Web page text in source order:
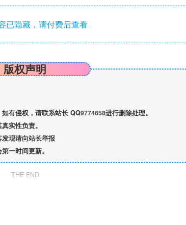
已隐藏，请付费后查看
版权声明
有侵权，请联系站长 QQ9774658进行删除处理。
实性负责。
现请向站长举报
一时间更新。
THE END